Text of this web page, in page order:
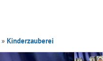
» Kinderzauberei